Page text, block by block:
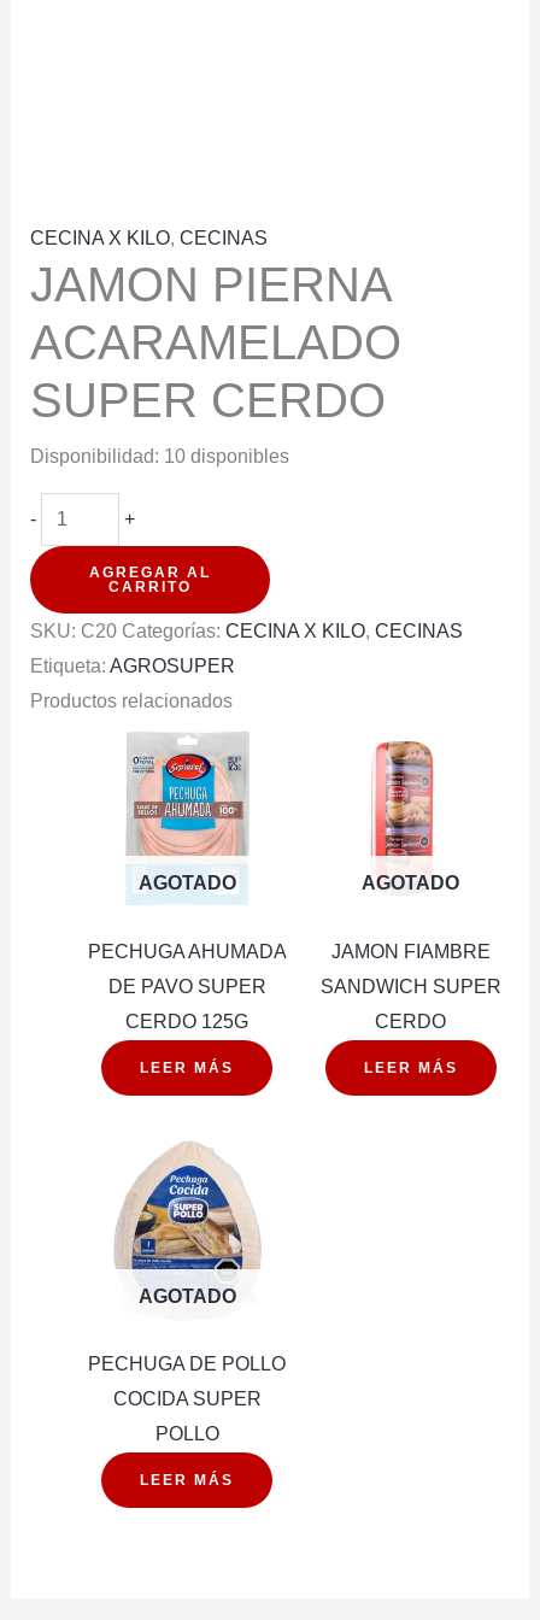
CECINA X KILO, CECINAS
JAMON PIERNA
ACARAMELADO
SUPER CERDO
Disponibilidad: 10 disponibles
-
JAMON
PIERNA
ACARAMELADO
SUPER
+
AGREGAR AL
CARRITO
SKU: C20 Categorías: CECINA X KILO, CECINAS
Etiqueta: AGROSUPER
Productos relacionados
AGOTADO
PECHUGA AHUMADA
DE PAVO SUPER
CERDO 125G
LEER MÁS
AGOTADO
JAMON FIAMBRE
SANDWICH SUPER
CERDO
LEER MÁS
AGOTADO
PECHUGA DE POLLO
COCIDA SUPER
POLLO
LEER MÁS